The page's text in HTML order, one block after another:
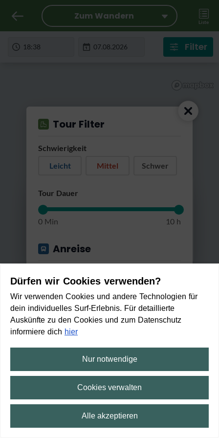
RatterRatter...
Zum Wandern
Liste
Filter
Skulpturenpfad Bienenbüttel
Leicht 1:25 h 83 m
2 min 11min
Tour Filter
Schwierigkeit
Leicht
Mittel Schwer
Tour Dauer
0 Min 10 h
Anreise
Gut erreichbar mit...
Umstiege
Max. 2 Umstiege
Min. / Max. Reisezeit
Anwenden
Vollbild
Dürfen wir Cookies verwenden?
Wir verwenden Cookies und andere Technologien für
dein individuelles Surf-Erlebnis. Für detaillierte
Auskünfte zu den Cookies und zum Datenschutz
informiere dich hier
Nur notwendige
Cookies verwalten
Alle akzeptieren